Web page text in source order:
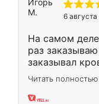
6
На самом
раз
заказывал
ребёнка при
заказал
хорошее
Читать полностью